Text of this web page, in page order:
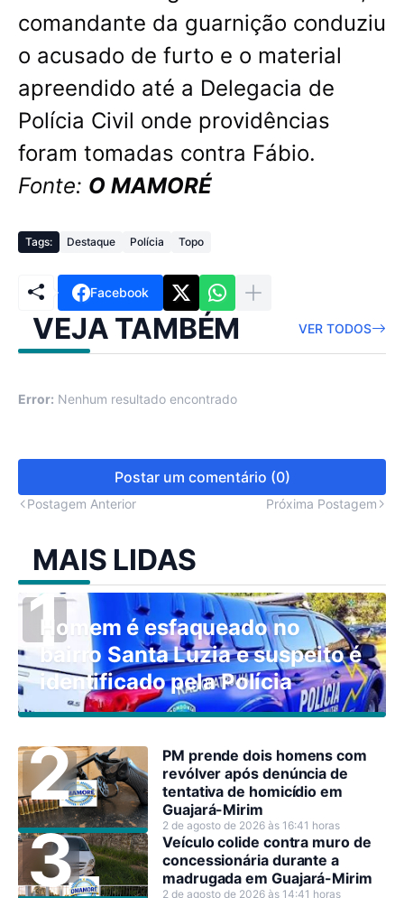
comandante da guarnição conduziu
o acusado de furto e o material
apreendido até a Delegacia de
Polícia Civil onde providências
foram tomadas contra Fábio.
Fonte: O MAMORÉ
Tags: Destaque Polícia Topo
Facebook
VEJA TAMBÉM VER TODOS
Error: Nenhum resultado encontrado
Postar um comentário (0)
Postagem Anterior Próxima Postagem
MAIS LIDAS
Homem é esfaqueado no
bairro Santa Luzia e suspeito é
identificado pela Polícia
PM prende dois homens com
revólver após denúncia de
tentativa de homicídio em
Guajará-Mirim
2 de agosto de 2026 às 16:41 horas
Veículo colide contra muro de
concessionária durante a
madrugada em Guajará-Mirim
2 de agosto de 2026 às 14:41 horas